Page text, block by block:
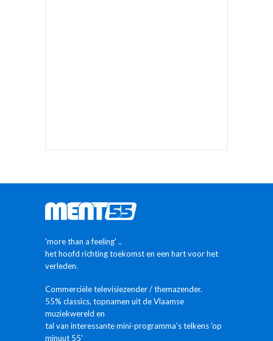
'more than a feeling' ..
het hoofd richting toekomst en een hart voor het
verleden.
Commerciële televisiezender / themazender.
55% classics, topnamen uit de Vlaamse
muziekwereld en
tal van interessante mini-programma's telkens 'op
minuut 55'